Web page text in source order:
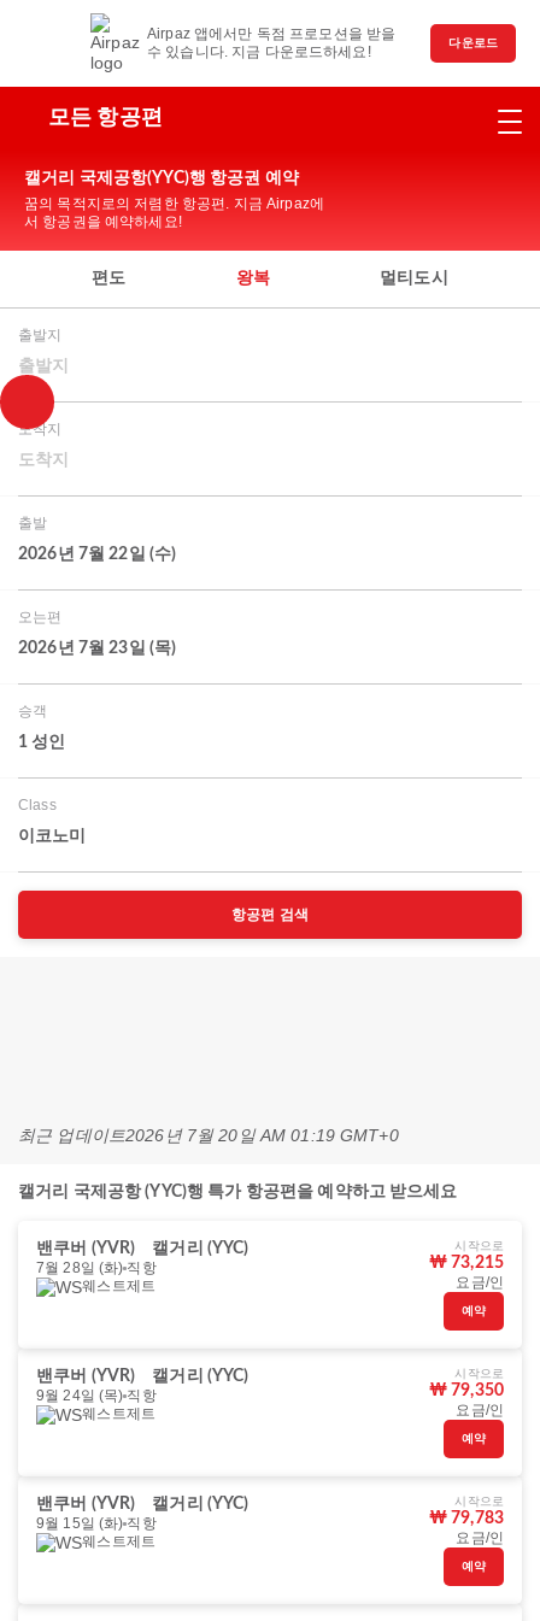
Airpaz 앱에서만 독점 프로모션을 받을
수 있습니다. 지금 다운로드하세요!
다운로드
모든 항공편
캘거리 국제공항(YYC)행 항공권 예약
꿈의 목적지로의 저렴한 항공편. 지금 Airpaz에
서 항공권을 예약하세요!
편도 왕복 멀티도시
출발지
출발지
도착지
도착지
출발
2026년 7월 22일 (수)
오는편
2026년 7월 23일 (목)
승객
1 성인
Class
이코노미
항공편 검색
최근 업데이트2026년 7월 20일 AM 01:19 GMT+0
캘거리 국제공항 (YYC)행 특가 항공편을 예약하고 받으세요
밴쿠버 (YVR)
캘거리 (YYC)
7월 28일 (화) 직항
웨스트제트
시작으로
₩ 73,215
요금/인
예약
밴쿠버 (YVR)
캘거리 (YYC)
9월 24일 (목) 직항
웨스트제트
시작으로
₩ 79,350
요금/인
예약
밴쿠버 (YVR)
캘거리 (YYC)
9월 15일 (화) 직항
웨스트제트
시작으로
₩ 79,783
요금/인
예약